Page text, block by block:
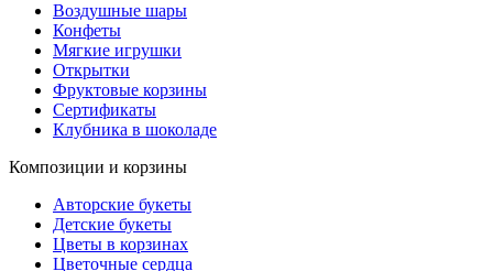
Воздушные шары
Конфеты
Мягкие игрушки
Открытки
Фруктовые корзины
Сертификаты
Клубника в шоколаде
Композиции и корзины
Авторские букеты
Детские букеты
Цветы в корзинах
Цветочные сердца